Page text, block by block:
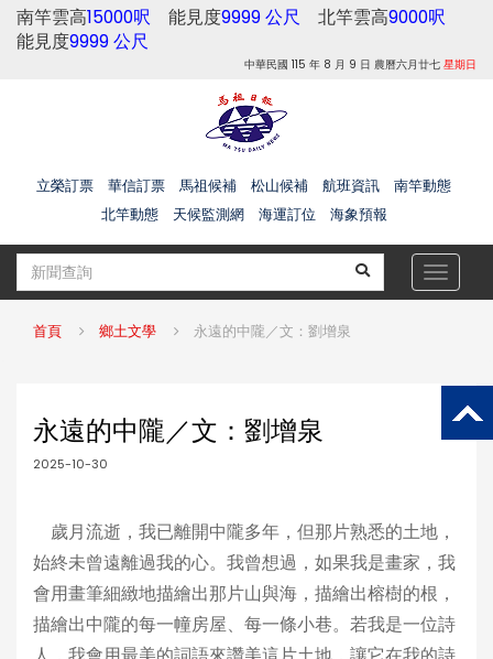
南竿雲高15000呎 能見度9999 公尺 北竿雲高9000呎
能見度9999 公尺
中華民國 115 年 8 月 9 日 農曆六月廿七 星期日
立榮訂票 華信訂票 馬祖候補 松山候補 航班資訊
南竿動態
北竿動態
天候監測網 海運訂位 海象預報
Toggle
首頁 鄉土文學 永遠的中隴／文：劉增泉
永遠的中隴／文：劉增泉
2025-10-30
歲月流逝，我已離開中隴多年，但那片熟悉的土地，
始終未曾遠離過我的心。我曾想過，如果我是畫家，我
會用畫筆細緻地描繪出那片山與海，描繪出榕樹的根，
描繪出中隴的每一幢房屋、每一條小巷。若我是一位詩